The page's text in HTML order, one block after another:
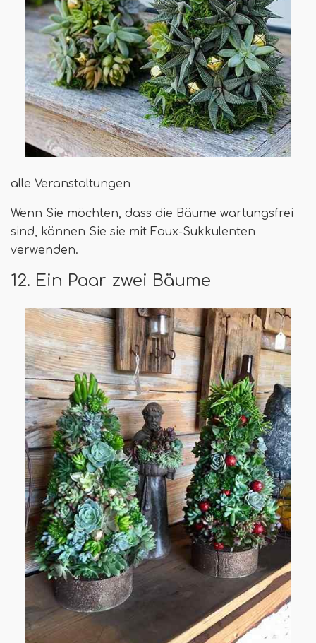
alle Veranstaltungen
Wenn Sie möchten, dass die Bäume wartungsfrei
sind, können Sie sie mit Faux-Sukkulenten
verwenden.
12. Ein Paar zwei Bäume